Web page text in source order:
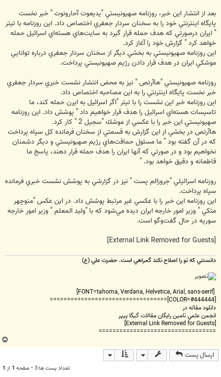
بعد از انتشار اين خبر، روزنامه‌ صهيونيستي "يديعوت آحارونوت " خبر نخست
پايگاه اينترنتي خود را به سخنان سردار جعفري اختصاص داد. اين روزنامه با تيتر
" ايران درصورتي كه هدف حمله قرار گيرد به سايت‌هاي هسته‌اي اسرائيل حمله
خواهد كرد " گزارش خود را آغاز كرد.
اين روزنامه صهيونيستي به بخشي ديگر از سخنان سردار جعفري درباره توانايي
موشكي ايران در هدف قرار دادن رژيم صهيونيستي پرداخت.
روزنامه صهيونيستي "هاآرتص " نيز به محض انتشار نشست خبري سردار جعفري
خبر نخست پايگاه اينترنتي را به اين مصاحبه اختصاص داد.
اين روزنامه خبر اين نشست را با تيتر "اگر اسرائيل به ايرن حمله كند، ما
تاسيسات هسته‌اي اسرائيل را هدف قرار خواهيم داد " پوشش داد. اين روزنامه
صهيونيستي اين خبر را با عكسي از موشك "سجيل 2 " كار كرد.
هاآرتص در بخشي از اين گزارش به قسمتي از سخنان فرمانده كل سپاه پرداخت
كه در آن گفته بود " ما مسئول حماقت‌هاي رژيم صهيونيستي و ديگر دشمنان
نخواهيم بود و در صورتي كه آنها ايران را هدف حمله قرار دهند، پاسخ ما
قاطعانه و دقيق خواهد بود. "
روزنامه اسرائيلي "جروزالم پست " نيز در گزارشي به پوشش نشست خبري فرمانده
سپاه پرداخت.
اين روزنامه اين خبر را با عكسي غير مرتبط پوشش داد. در اين عكس "منوچهر
متكي " وزير امور خارجه ايران ديده مي‌شود كه با "وليد المعلم " وزير امور خارجه
سوريه در حال گفت‌وگو است.
[External Link Removed for Guests]
دانستني که تو را اصلاح نکند گمراهي است. حضرت علي (ع)
[FONT=tahoma, Verdana, Helvetica, Arial, sans-serif]
[COLOR=#444444]==================================
دانلود مقاله در
انجمن علمي تامين رايگان مقالات گيگا پيپر
[External Link Removed for Guests]
==================================
ارسال پست
تعداد پست ها:3 • صفحه 1 از 1